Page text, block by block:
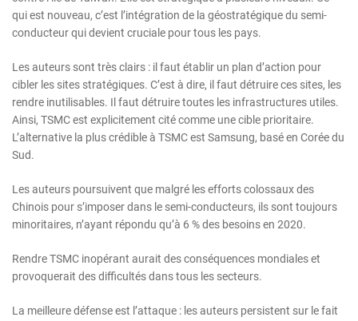
qui est nouveau, c’est l’intégration de la géostratégique du semi-
conducteur qui devient cruciale pour tous les pays.
Les auteurs sont très clairs : il faut établir un plan d’action pour
cibler les sites stratégiques. C’est à dire, il faut détruire ces sites, les
rendre inutilisables. Il faut détruire toutes les infrastructures utiles.
Ainsi, TSMC est explicitement cité comme une cible prioritaire.
L’alternative la plus crédible à TSMC est Samsung, basé en Corée du
Sud.
Les auteurs poursuivent que malgré les efforts colossaux des
Chinois pour s’imposer dans le semi-conducteurs, ils sont toujours
minoritaires, n’ayant répondu qu’à 6 % des besoins en 2020.
Rendre TSMC inopérant aurait des conséquences mondiales et
provoquerait des difficultés dans tous les secteurs.
La meilleure défense est l’attaque : les auteurs persistent sur le fait